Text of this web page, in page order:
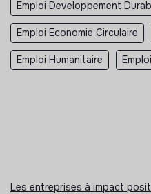
Emploi Developpement
Emploi Economie Circulaire
Emploi Humanitaire
Les entreprises à impact